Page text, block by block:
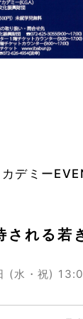
デミー
される若
(水・祝)